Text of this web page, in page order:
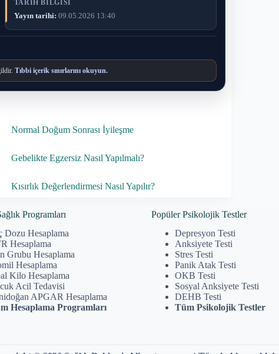
TARIH BILGISI
Yayın tarihi: 09.05.2026 13:40
Tıbbi içerik sınırlarını okuyun.
Normal Doğum Sonrası İyileşme
Gebelikte Egzersiz Nasıl Yapılmalı?
Kısırlık Değerlendirmesi Nasıl Yapılır?
Programları
Dozu Hesaplama
Hesaplama
Grubu Hesaplama
Hesaplama
Kilo Hesaplama
Acil Tedavisi
APGAR Hesaplama
Hesaplama Programları
Popüler Psikolojik Testler
Depresyon Testi
Anksiyete Testi
Stres Testi
Panik Atak Testi
OKB Testi
Sosyal Anksiyete Testi
DEHB Testi
Tüm Psikolojik Testler